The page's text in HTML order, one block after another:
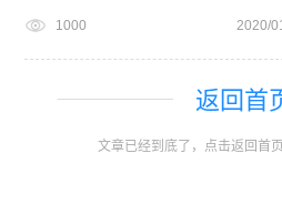
1000 2020/
返回首
文章已经到底了，点击返回首